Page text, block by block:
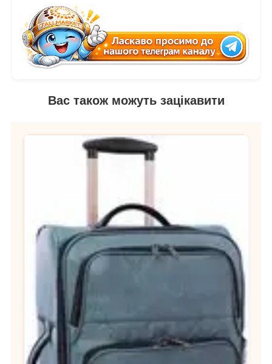
Вас також можуть зацікавити